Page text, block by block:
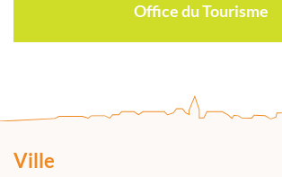
Office du Tourisme
Ville